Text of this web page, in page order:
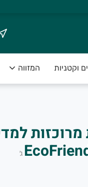
עד הבית.
וקטניות המזווה
ג׳